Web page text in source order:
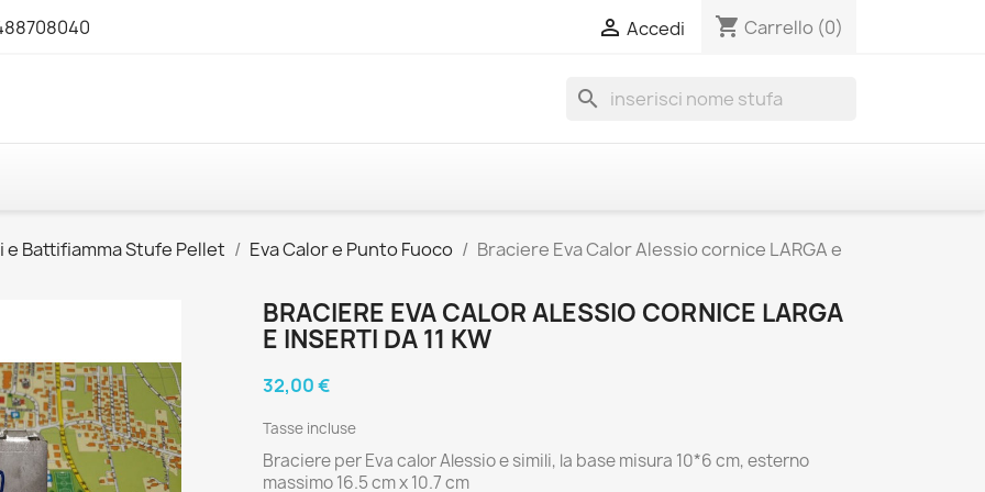
 Accedi shopping_cart Carrello (0)
search
e Battifiamma Stufe Pellet Eva Calor e Punto Fuoco Braciere Eva Calor Alessio cornice LARGA e
BRACIERE EVA CALOR ALESSIO CORNICE LARGA
E INSERTI DA 11 KW
32,00 €
Tasse incluse
Braciere per Eva calor Alessio e simili, la base misura 10*6 cm, esterno
massimo 16.5 cm x 10.7 cm